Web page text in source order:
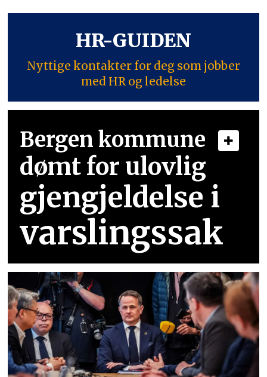
HR-GUIDEN
Nyttige kontakter for deg som jobber
med HR og ledelse
Bergen kommune
dømt for ulovlig
gjengjeldelse i
varslingssak